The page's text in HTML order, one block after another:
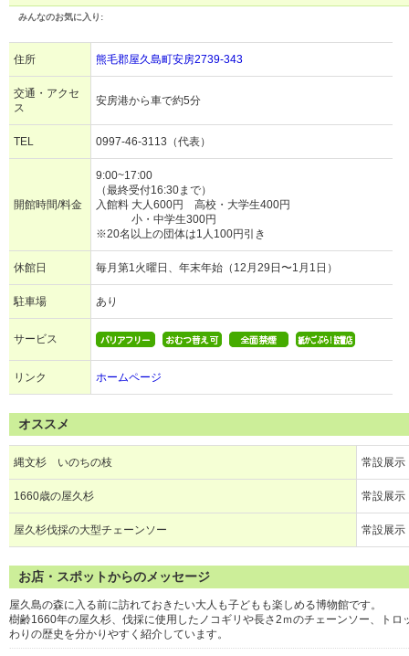
みんなのお気に入り:
住所 熊毛郡屋久島町安房2739-343
交通・アクセ
ス
安房港から車で約5分
TEL 0997-46-3113（代表）
開館時間/料金
9:00~17:00
（最終受付16:30まで）
入館料 大人600円 高校・大学生400円
小・中学生300円
※20名以上の団体は1人100円引き
休館日 毎月第1火曜日、年末年始（12月29日〜1月1日）
駐車場 あり
サービス
リンク ホームページ
オススメ
縄文杉 いのちの枝 常設展示
1660歳の屋久杉 常設展示
屋久杉伐採の大型チェーンソー 常設展示
お店・スポットからのメッセージ
屋久島の森に入る前に訪れておきたい大人も子どもも楽しめる博物館です。
樹齢1660年の屋久杉、伐採に使用したノコギリや長さ2ｍのチェーンソー、ト
わりの歴史を分かりやすく紹介しています。